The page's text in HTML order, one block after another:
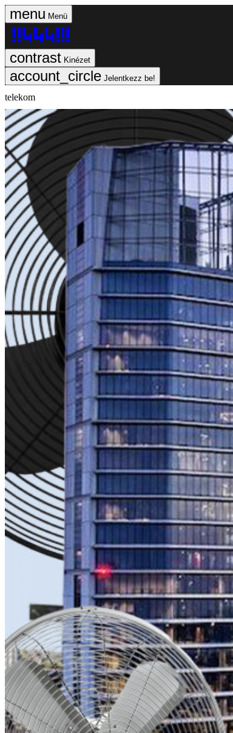
Menü
Kinézet
Jelentkezz be!
telekom